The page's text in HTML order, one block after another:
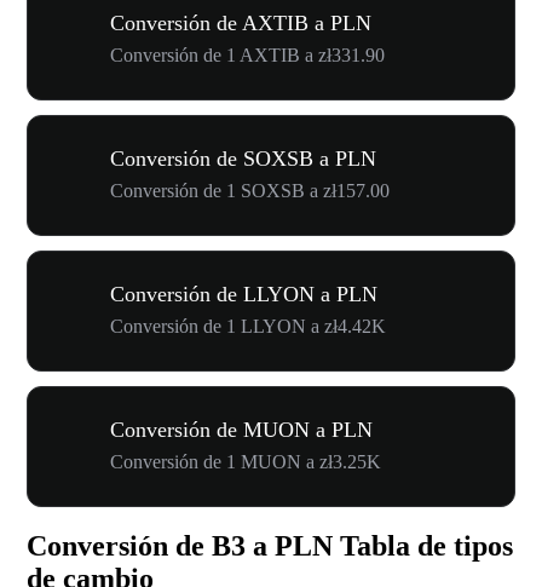
Conversión de AXTIB a PLN
Conversión de 1 AXTIB a zł331.90
Conversión de SOXSB a PLN
Conversión de 1 SOXSB a zł157.00
Conversión de LLYON a PLN
Conversión de 1 LLYON a zł4.42K
Conversión de MUON a PLN
Conversión de 1 MUON a zł3.25K
Conversión de B3 a PLN Tabla de tipos
de cambio